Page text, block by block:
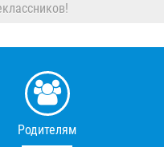
Родителям